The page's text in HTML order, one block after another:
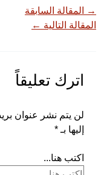
→
المقالة السابقة
المقالة التالية ←
اترك تعليقاً
لن يتم نشر عنوان
إليها بـ *
اكتب هنا...